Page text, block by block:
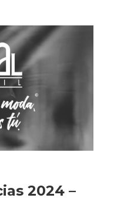
2024 –